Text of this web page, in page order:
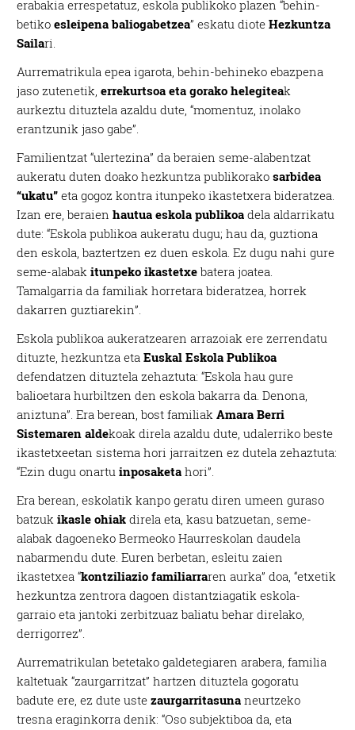
erabakia errespetatuz, eskola publikoko plazen “behin-
betikoesleipena baliogabetzea” eskatu dioteHezkuntza
Sailari.
Aurrematrikula epea igarota, behin-behineko ebazpena
jaso zutenetik, errekurtsoa eta gorako helegiteak
aurkeztu dituztela azaldu dute, “momentuz, inolako
erantzunik jaso gabe”.
Familientzat “ulertezina” da beraien seme-alabentzat
aukeratu duten doako hezkuntza publikorakosarbidea
“ukatu” eta gogoz kontra itunpeko ikastetxera bideratzea.
Izan ere, beraienhautua eskola publikoa dela aldarrikatu
dute: “Eskola publikoa aukeratu dugu; hau da, guztiona
den eskola, baztertzen ez duen eskola. Ez dugu nahi gure
seme-alabak itunpeko ikastetxebatera joatea.
Tamalgarria da familiak horretara bideratzea, horrek
dakarren guztiarekin”.
Eskola publikoa aukeratzearen arrazoiak ere zerrendatu
dituzte, hezkuntza eta Euskal Eskola Publikoa
defendatzen dituztela zehaztuta: “Eskola hau gure
balioetara hurbiltzen den eskola bakarra da. Denona,
aniztuna”. Era berean, bost familiakAmara Berri
Sistemaren aldekoak direla azaldu dute, udalerriko beste
ikastetxeetan sistema hori jarraitzen ez dutela zehaztuta:
“Ezin dugu onartuinposaketa hori”.
Era berean, eskolatik kanpo geratu diren umeen guraso
batzukikasle ohiak direla eta, kasu batzuetan, seme-
alabak dagoeneko Bermeoko Haurreskolan daudela
nabarmendu dute. Euren berbetan, esleitu zaien
ikastetxea “kontziliazio familiarraren aurka” doa, “etxetik
hezkuntza zentrora dagoen distantziagatik eskola-
garraio eta jantoki zerbitzuaz baliatu behar direlako,
derrigorrez”.
Aurrematrikulan betetako galdetegiaren arabera, familia
kaltetuak “zaurgarritzat” hartzen dituztela gogoratu
badute ere, ez dute ustezaurgarritasuna neurtzeko
tresna eraginkorra denik: “Oso subjektiboa da, eta